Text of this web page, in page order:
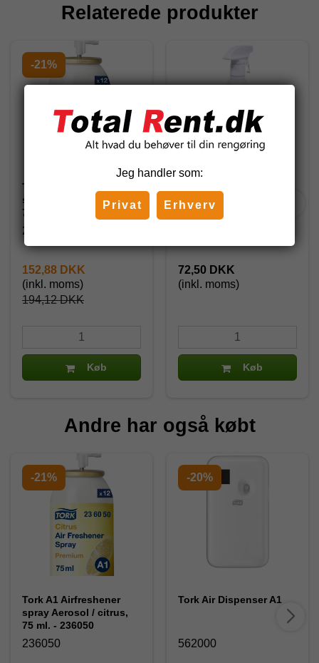
Relaterede produkter
-21%
Tork A1 Airfreshener
spray Aerosol / tropical,
75 ml. - 236051
236051
194,12 DKK
152,88 DKK
(inkl. moms)
Køb
ml.
72,50 DKK
(inkl. moms)
Køb
Andre har også købt
-21%
Tork A1 Airfreshener
spray Aerosol / citrus,
75 ml. - 236050
236050
-20%
Tork Air Dispenser A1
562000
Jeg handler som:
Privat Erhverv